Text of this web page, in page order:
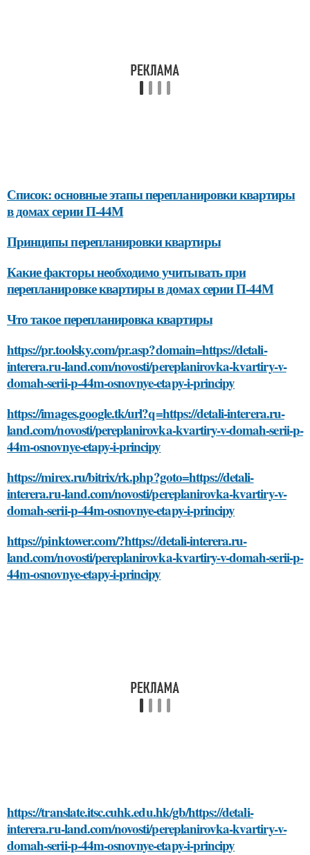
Список: основные этапы перепланировки квартиры
в домах серии П-44М
Принципы перепланировки квартиры
Какие факторы необходимо учитывать при
перепланировке квартиры в домах серии П-44М
Что такое перепланировка квартиры
https://pr.toolsky.com/pr.asp?domain=https://detali-
interera.ru-land.com/novosti/pereplanirovka-kvartiry-v-
domah-serii-p-44m-osnovnye-etapy-i-principy
https://images.google.tk/url?q=https://detali-interera.ru-
land.com/novosti/pereplanirovka-kvartiry-v-domah-serii-p-
44m-osnovnye-etapy-i-principy
https://mirex.ru/bitrix/rk.php?goto=https://detali-
interera.ru-land.com/novosti/pereplanirovka-kvartiry-v-
domah-serii-p-44m-osnovnye-etapy-i-principy
https://pinktower.com/?https://detali-interera.ru-
land.com/novosti/pereplanirovka-kvartiry-v-domah-serii-p-
44m-osnovnye-etapy-i-principy
https://translate.itsc.cuhk.edu.hk/gb/https://detali-
interera.ru-land.com/novosti/pereplanirovka-kvartiry-v-
domah-serii-p-44m-osnovnye-etapy-i-principy